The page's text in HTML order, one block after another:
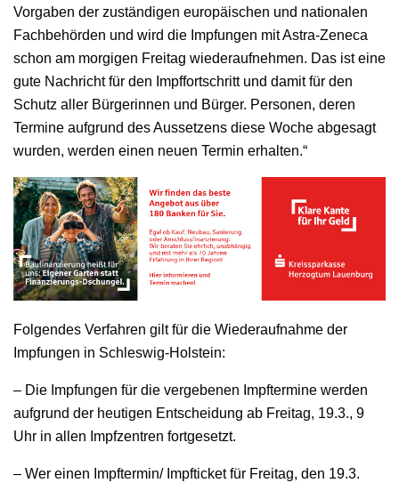
Vorgaben der zuständigen europäischen und nationalen
Fachbehörden und wird die Impfungen mit Astra-Zeneca
schon am morgigen Freitag wiederaufnehmen. Das ist eine
gute Nachricht für den Impffortschritt und damit für den
Schutz aller Bürgerinnen und Bürger. Personen, deren
Termine aufgrund des Aussetzens diese Woche abgesagt
wurden, werden einen neuen Termin erhalten.“
Folgendes Verfahren gilt für die Wiederaufnahme der
Impfungen in Schleswig-Holstein:
– Die Impfungen für die vergebenen Impftermine werden
aufgrund der heutigen Entscheidung ab Freitag, 19.3., 9
Uhr in allen Impfzentren fortgesetzt.
– Wer einen Impftermin/ Impfticket für Freitag, den 19.3.